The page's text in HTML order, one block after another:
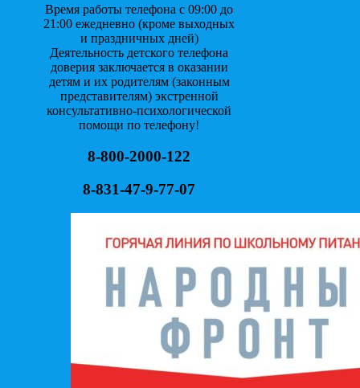
Время работы телефона с 09:00 до
21:00 ежедневно (кроме выходных
и праздничных дней)
Деятельность детского телефона
доверия заключается в оказании
детям и их родителям (законным
представителям) экстренной
консультативно-психологической
помощи по телефону!
8-800-2000-122
8-831-47-9-77-07